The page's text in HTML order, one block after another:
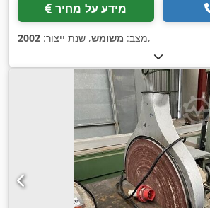
מידע על מחיר
מצב: משומש, שנת ייצור: 2002 ,